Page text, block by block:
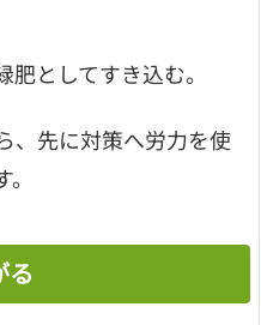
としてすき込む。
、先に対策へ労力を使
る